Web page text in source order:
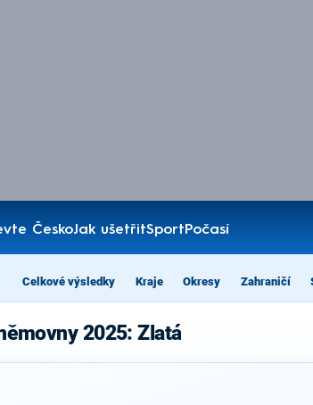
ČeskoJak ušetřitSportPočasí
Celkové výsledky Kraje Okresy Zahraničí
2025: Zlatá